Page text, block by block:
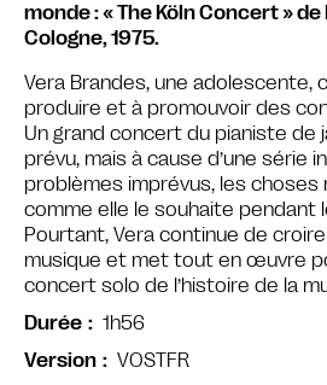
monde : « The Köln Concert »
Cologne, 1975.
Vera Brandes, une
produire et à promouvoir des
Un grand concert du pianiste de
prévu, mais à cause d’une série
problèmes imprévus, les
comme elle le souhaite pendant
Pourtant, Vera continue de
musique et met tout en œuvre
concert solo de l’histoire de la
Durée
1h56
Version
VOSTFR